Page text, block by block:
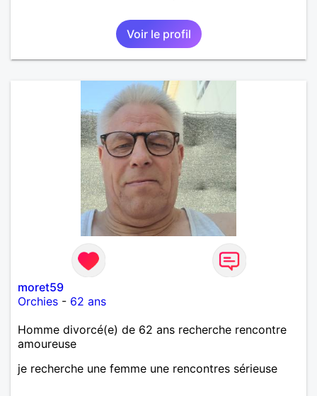
Voir le profil
moret59
Orchies - 62 ans
Homme divorcé(e) de 62 ans recherche rencontre
amoureuse
je recherche une femme une rencontres sérieuse